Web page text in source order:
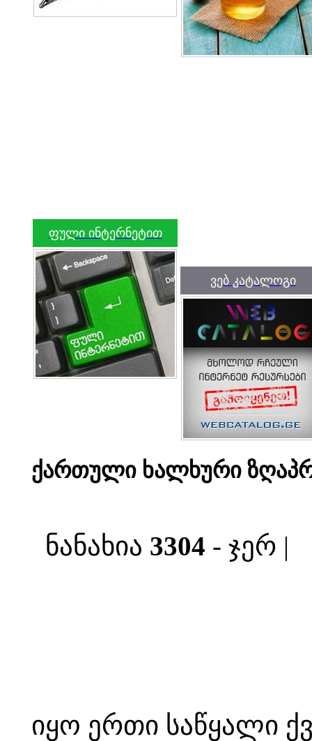
ფული ინტერნეტით
ვებ კატალოგი
ქართული ხალხური
ნანახია 3304 - ჯერ |
იყო ერთი საწყალი